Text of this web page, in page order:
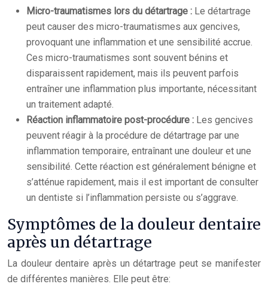
Micro-traumatismes lors du détartrage : Le détartrage
peut causer des micro-traumatismes aux gencives,
provoquant une inflammation et une sensibilité accrue.
Ces micro-traumatismes sont souvent bénins et
disparaissent rapidement, mais ils peuvent parfois
entraîner une inflammation plus importante, nécessitant
un traitement adapté.
Réaction inflammatoire post-procédure : Les gencives
peuvent réagir à la procédure de détartrage par une
inflammation temporaire, entraînant une douleur et une
sensibilité. Cette réaction est généralement bénigne et
s’atténue rapidement, mais il est important de consulter
un dentiste si l’inflammation persiste ou s’aggrave.
Symptômes de la douleur dentaire
après un détartrage
La douleur dentaire après un détartrage peut se manifester
de différentes manières. Elle peut être: